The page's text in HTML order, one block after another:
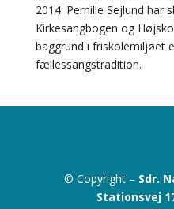
2014. Pernille Sejlund har
Kirkesangbogen og
baggrund i friskolemiljøet
fællessangstradition.
© Copyright – Sdr.
Stationsvej